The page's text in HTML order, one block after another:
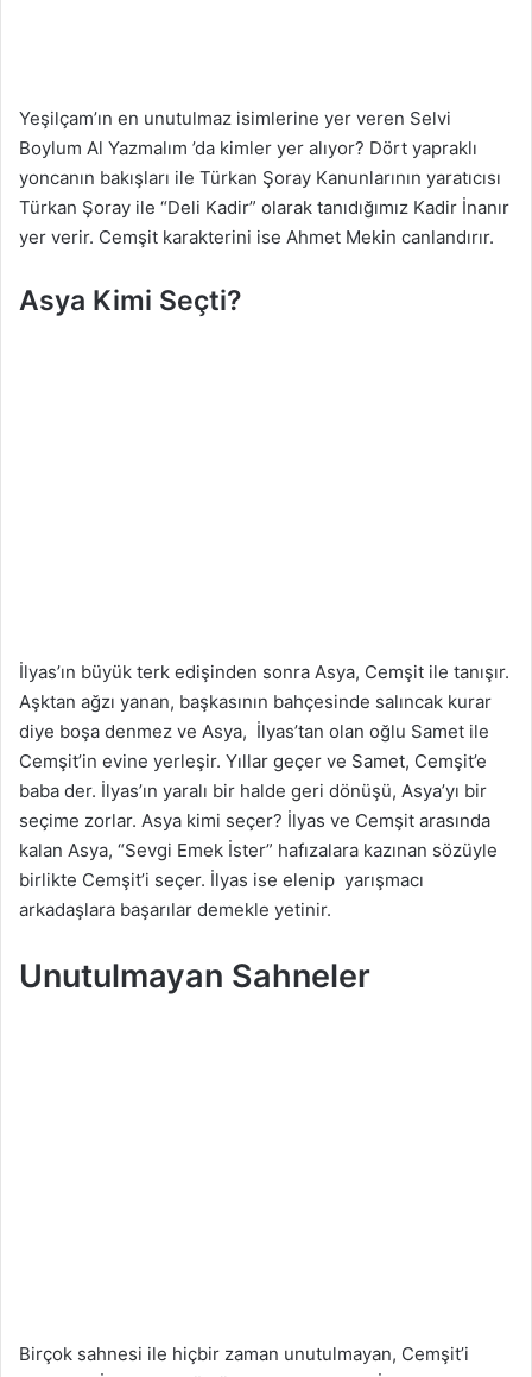
Yeşilçam’ın en unutulmaz isimlerine yer veren Selvi
Boylum Al Yazmalım ’da kimler yer alıyor? Dört yapraklı
yoncanın bakışları ile Türkan Şoray Kanunlarının yaratıcısı
Türkan Şoray ile “Deli Kadir” olarak tanıdığımız Kadir İnanır
yer verir. Cemşit karakterini ise Ahmet Mekin canlandırır.
Asya Kimi Seçti?
İlyas’ın büyük terk edişinden sonra Asya, Cemşit ile tanışır.
Aşktan ağzı yanan, başkasının bahçesinde salıncak kurar
diye boşa denmez ve Asya, İlyas’tan olan oğlu Samet ile
Cemşit’in evine yerleşir. Yıllar geçer ve Samet, Cemşit’e
baba der. İlyas’ın yaralı bir halde geri dönüşü, Asya’yı bir
seçime zorlar. Asya kimi seçer? İlyas ve Cemşit arasında
kalan Asya, “Sevgi Emek İster” hafızalara kazınan sözüyle
birlikte Cemşit’i seçer. İlyas ise elenip yarışmacı
arkadaşlara başarılar demekle yetinir.
Unutulmayan Sahneler
Birçok sahnesi ile hiçbir zaman unutulmayan, Cemşit’i